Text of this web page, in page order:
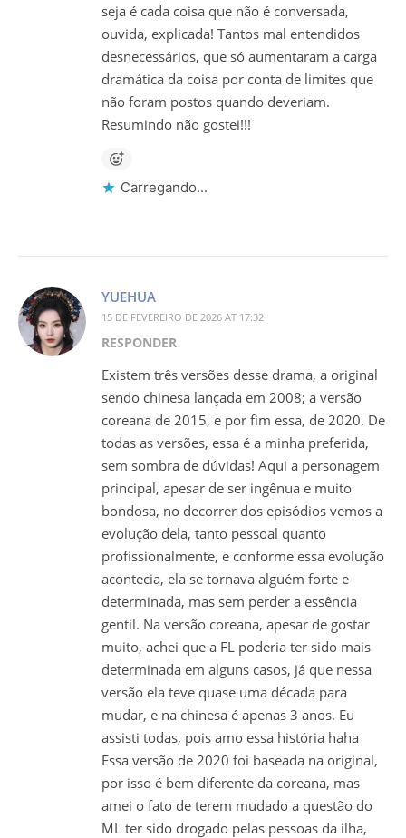
seja é cada coisa que não é conversada,
ouvida, explicada! Tantos mal entendidos
desnecessários, que só aumentaram a carga
dramática da coisa por conta de limites que
não foram postos quando deveriam.
Resumindo não gostei!!!
Carregando...
YUEHUA
15 DE FEVEREIRO DE 2026 AT 17:32
RESPONDER
Existem três versões desse drama, a original
sendo chinesa lançada em 2008; a versão
coreana de 2015, e por fim essa, de 2020. De
todas as versões, essa é a minha preferida,
sem sombra de dúvidas! Aqui a personagem
principal, apesar de ser ingênua e muito
bondosa, no decorrer dos episódios vemos a
evolução dela, tanto pessoal quanto
profissionalmente, e conforme essa evolução
acontecia, ela se tornava alguém forte e
determinada, mas sem perder a essência
gentil. Na versão coreana, apesar de gostar
muito, achei que a FL poderia ter sido mais
determinada em alguns casos, já que nessa
versão ela teve quase uma década para
mudar, e na chinesa é apenas 3 anos. Eu
assisti todas, pois amo essa história haha
Essa versão de 2020 foi baseada na original,
por isso é bem diferente da coreana, mas
amei o fato de terem mudado a questão do
ML ter sido drogado pelas pessoas da ilha,